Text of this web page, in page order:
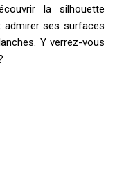
la silhouette
admirer ses surfaces
Y verrez-vous